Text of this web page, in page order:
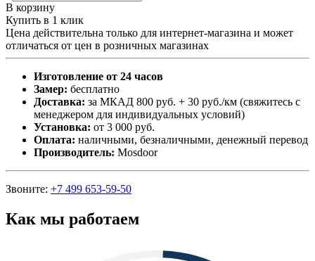
В корзину
Купить в 1 клик
Цена действительна только для интернет-магазина и может
отличаться от цен в розничных магазинах
Изготовление от 24 часов
Замер: бесплатно
Доставка: за МКАД 800 руб. + 30 руб./км (свяжитесь с
менеджером для индивидуальных условий)
Установка: от 3 000 руб.
Оплата: наличными, безналичными, денежный перевод
Производитель: Mosdoor
Звоните: +7 499 653-59-50
Как мы работаем